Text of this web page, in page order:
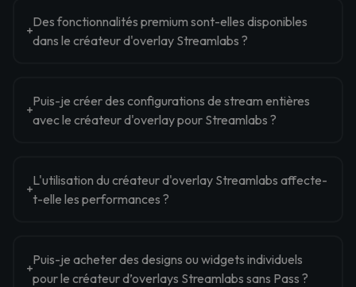
Des fonctionnalités premium sont-elles disponibles
dans le créateur d'overlay Streamlabs ?
Puis-je créer des configurations de stream entières
avec le créateur d'overlay pour Streamlabs ?
L'utilisation du créateur d'overlay Streamlabs affecte-
t-elle les performances ?
Puis-je acheter des designs ou widgets individuels
pour le créateur d’overlays Streamlabs sans Pass ?